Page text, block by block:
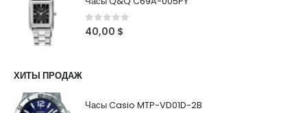
0 out of 5
40,00 $
ХИТЫ ПРОДАЖ
Часы Casio MTP-VD01D-2B